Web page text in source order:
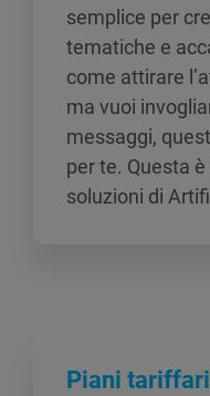
semplice per
tematiche e
come attirare
ma vuoi
messaggi,
per te. Questa
soluzioni di
Piani